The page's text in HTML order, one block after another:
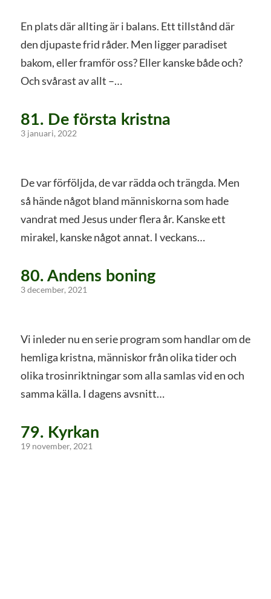
En plats där allting är i balans. Ett tillstånd där
den djupaste frid råder. Men ligger paradiset
bakom, eller framför oss? Eller kanske både och?
Och svårast av allt –…
81. De första kristna
3 januari, 2022
De var förföljda, de var rädda och trängda. Men
så hände något bland människorna som hade
vandrat med Jesus under flera år. Kanske ett
mirakel, kanske något annat. I veckans…
80. Andens boning
3 december, 2021
Vi inleder nu en serie program som handlar om de
hemliga kristna, människor från olika tider och
olika trosinriktningar som alla samlas vid en och
samma källa. I dagens avsnitt…
79. Kyrkan
19 november, 2021